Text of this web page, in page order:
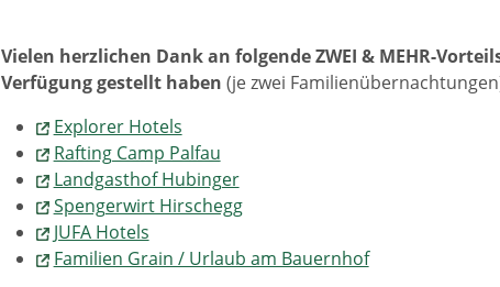
Vielen herzlichen Dank an folgende ZWEI & MEHR-
Verfügung gestellt haben (je zwei
Explorer Hotels
Rafting Camp Palfau
Landgasthof Hubinger
Spengerwirt Hirschegg
JUFA Hotels
Familien Grain / Urlaub am Bauernhof